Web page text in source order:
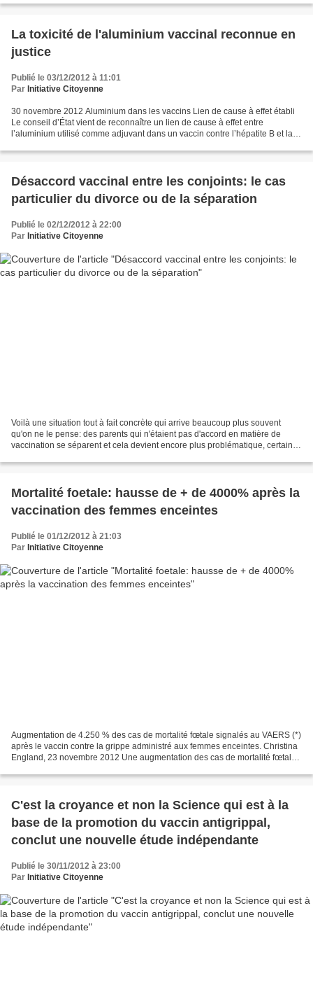
La toxicité de l'aluminium vaccinal reconnue en
justice
Publié le 03/12/2012 à 11:01
Par Initiative Citoyenne
30 novembre 2012 Aluminium dans les vaccins Lien de cause à effet établi
Le conseil d’État vient de reconnaître un lien de cause à effet entre
l’aluminium utilisé comme adjuvant dans un vaccin contre l’hépatite B et la
Désaccord vaccinal entre les conjoints: le cas
particulier du divorce ou de la séparation
Publié le 02/12/2012 à 22:00
Par Initiative Citoyenne
Voilà une situation tout à fait concrète qui arrive beaucoup plus souvent
qu'on ne le pense: des parents qui n'étaient pas d'accord en matière de
vaccination se séparent et cela devient encore plus problématique, certains
Mortalité foetale: hausse de + de 4000% après la
vaccination des femmes enceintes
Publié le 01/12/2012 à 21:03
Par Initiative Citoyenne
Augmentation de 4.250 % des cas de mortalité fœtale signalés au VAERS (*)
après le vaccin contre la grippe administré aux femmes enceintes. Christina
England, 23 novembre 2012 Une augmentation des cas de mortalité fœtale
C'est la croyance et non la Science qui est à la
base de la promotion du vaccin antigrippal,
conclut une nouvelle étude indépendante
Publié le 30/11/2012 à 23:00
Par Initiative Citoyenne